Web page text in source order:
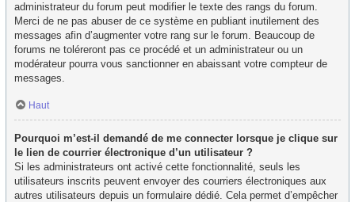
administrateur du forum peut modifier le texte des rangs du forum.
Merci de ne pas abuser de ce système en publiant inutilement des
messages afin d’augmenter votre rang sur le forum. Beaucoup de
forums ne toléreront pas ce procédé et un administrateur ou un
modérateur pourra vous sanctionner en abaissant votre compteur de
messages.
Haut
Pourquoi m’est-il demandé de me connecter lorsque je clique sur
le lien de courrier électronique d’un utilisateur ?
Si les administrateurs ont activé cette fonctionnalité, seuls les
utilisateurs inscrits peuvent envoyer des courriers électroniques aux
autres utilisateurs depuis un formulaire dédié. Cela permet d’empêcher